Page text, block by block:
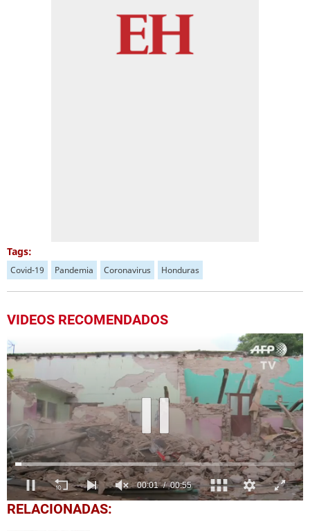
Tags:
Covid-19 Pandemia Coronavirus Honduras
VIDEOS RECOMENDADOS
0
seconds
RELACIONADAS: